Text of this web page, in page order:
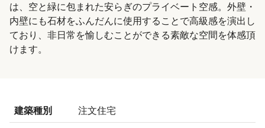
は、空と緑に包まれた安らぎのプライベート空感。外壁・
内壁にも石材をふんだんに使用することで高級感を演出し
ており、非日常を愉しむことができる素敵な空間を体感頂
けます。
建築種別 注文住宅